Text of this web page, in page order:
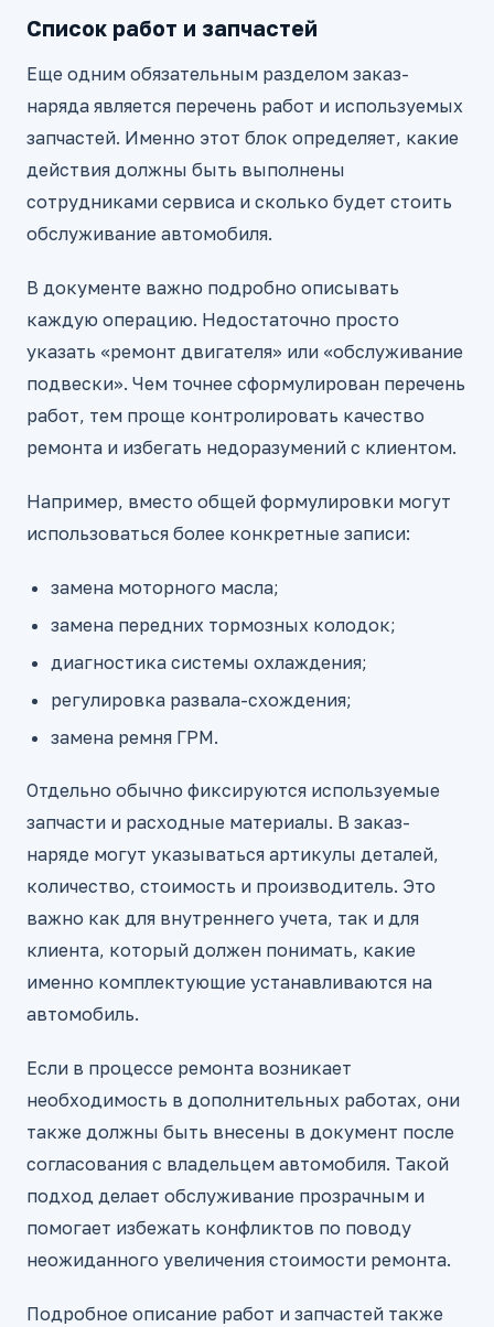
Список работ и запчастей
Еще одним обязательным разделом заказ-
наряда является перечень работ и используемых
запчастей. Именно этот блок определяет, какие
действия должны быть выполнены
сотрудниками сервиса и сколько будет стоить
обслуживание автомобиля.
В документе важно подробно описывать
каждую операцию. Недостаточно просто
указать «ремонт двигателя» или «обслуживание
подвески». Чем точнее сформулирован перечень
работ, тем проще контролировать качество
ремонта и избегать недоразумений с клиентом.
Например, вместо общей формулировки могут
использоваться более конкретные записи:
замена моторного масла;
замена передних тормозных колодок;
диагностика системы охлаждения;
регулировка развала-схождения;
замена ремня ГРМ.
Отдельно обычно фиксируются используемые
запчасти и расходные материалы. В заказ-
наряде могут указываться артикулы деталей,
количество, стоимость и производитель. Это
важно как для внутреннего учета, так и для
клиента, который должен понимать, какие
именно комплектующие устанавливаются на
автомобиль.
Если в процессе ремонта возникает
необходимость в дополнительных работах, они
также должны быть внесены в документ после
согласования с владельцем автомобиля. Такой
подход делает обслуживание прозрачным и
помогает избежать конфликтов по поводу
неожиданного увеличения стоимости ремонта.
Подробное описание работ и запчастей также